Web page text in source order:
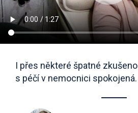
I přes některé špatné
s péčí v nemocnici spokojená.